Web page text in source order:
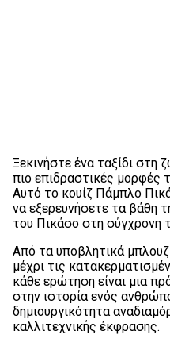
Ξεκινήστε ένα ταξίδι στη
πιο επιδραστικές μορφές
Αυτό το κουίζ Πάμπλο
να εξερευνήσετε τα βάθη
του Πικάσο στη σύγχρονη
Από τα υποβλητικά
μέχρι τις
κάθε ερώτηση είναι μια
στην ιστορία ενός
δημιουργικότητα
καλλιτεχνικής έκφρασης.